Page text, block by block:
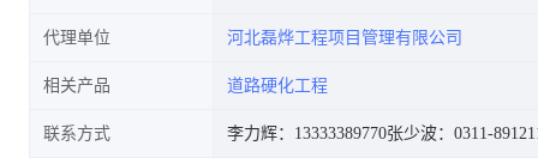
代理单位 河北磊烨工程项目管理有限公司
相关产品 道路硬化工程
联系方式 李力辉：13333389770张少波：0311-